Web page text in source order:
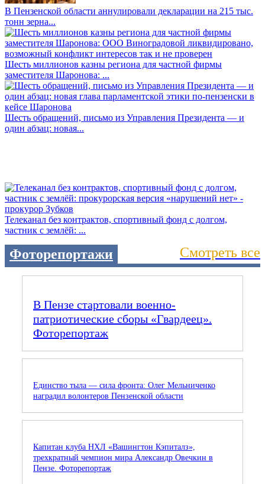
В Пензенской области аннулировали декларации на 215 тыс.
тонн зерна...
Шесть миллионов казны региона для частной фирмы
заместителя Шаронова: ...
Шесть обращений, письмо из Управления Президента — и
один абзац: новая...
Телеканал без контрактов, спортивный фонд с долгом,
частник с землёй: ...
Фоторепортажи Смотреть все
В Пензе стартовали военно-
патриотические сборы «Гвардеец».
Фоторепортаж
Единство тыла — сила фронта: Олег Мельниченко
наградил волонтеров Пензенской области
Капитан клуба НХЛ «Вашингтон Кэпиталз»,
трехкратный чемпион мира Александр Овечкин в
Пензе. Фоторепортаж